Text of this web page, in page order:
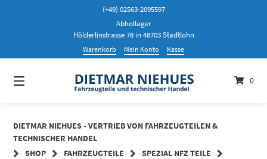
(+49) 02563-2095597
Abhollager
Hölderlinstrasse 78 in 48703 Stadtlohn
Warenkorb Mein Konto Kasse
0
DIETMAR NIEHUES - VERTRIEB VON FAHRZEUGTEILEN &
TECHNISCHER HANDEL
SHOP
FAHRZEUGTEILE
SPEZIAL NFZ TEILE